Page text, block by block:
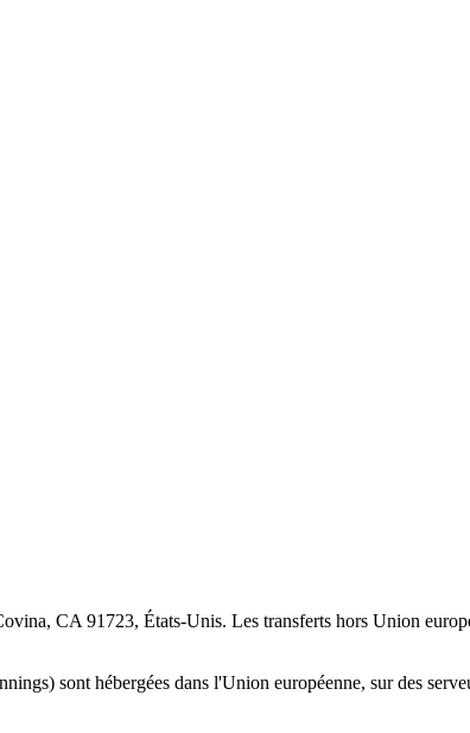
CA 91723, États-Unis. Les transferts hors Union
sont hébergées dans l'Union européenne, sur des